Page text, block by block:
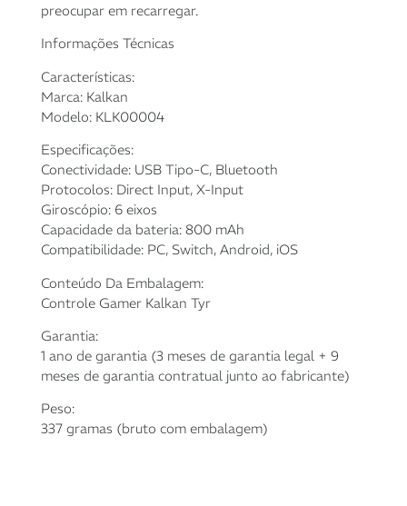
preocupar em recarregar.
Informações Técnicas
Características:
Marca: Kalkan
Modelo: KLK00004
Especificações:
Conectividade: USB Tipo-C, Bluetooth
Protocolos: Direct Input, X-Input
Giroscópio: 6 eixos
Capacidade da bateria: 800 mAh
Compatibilidade: PC, Switch, Android, iOS
Conteúdo Da Embalagem:
Controle Gamer Kalkan Tyr
Garantia:
1 ano de garantia (3 meses de garantia legal + 9
meses de garantia contratual junto ao fabricante)
Peso:
337 gramas (bruto com embalagem)